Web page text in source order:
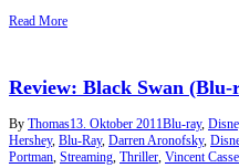
Read More
Review: Black Swan (Blu-
By Thomas13. Oktober 2011Blu-ray,
Hershey, Blu-Ray, Darren Aronofsky,
Portman Streaming Thriller Vincent